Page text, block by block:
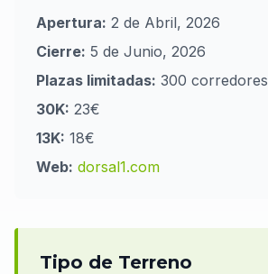
Apertura: 2 de Abril, 2026
Cierre: 5 de Junio, 2026
Plazas limitadas: 300 corredores
30K: 23€
13K: 18€
Web: dorsal1.com
Tipo de Terreno